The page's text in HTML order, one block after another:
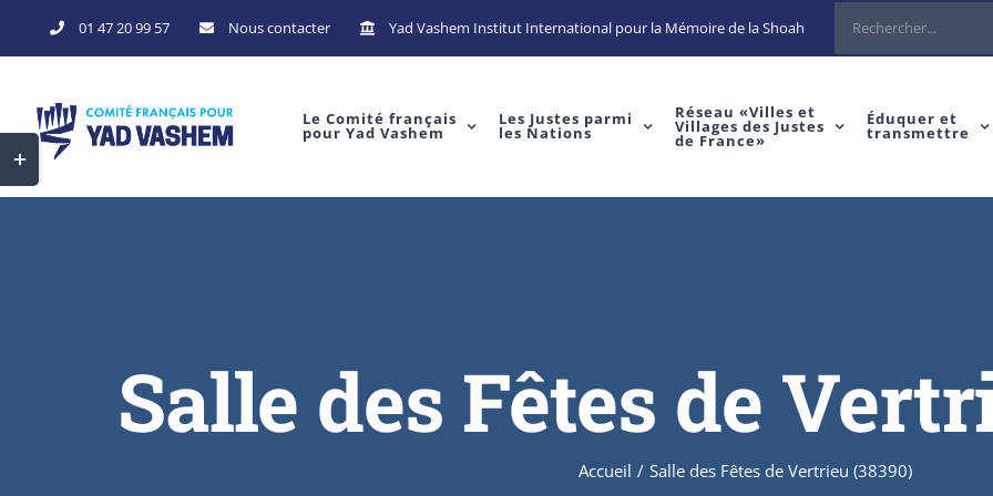
to
01 47 20 99 57 Nous contacter Yad Vashem Institut International pour la Mémoire de la Shoah Rechercher
Le Comité français
pour Yad Vashem
Les Justes parmi
les Nations
Réseau «Villes et
Villages des Justes
de France»
Éduquer et
transmettre
Salle des Fêtes de
Accueil / Salle des Fêtes de Vertrieu (38390)
Toggle
Sliding